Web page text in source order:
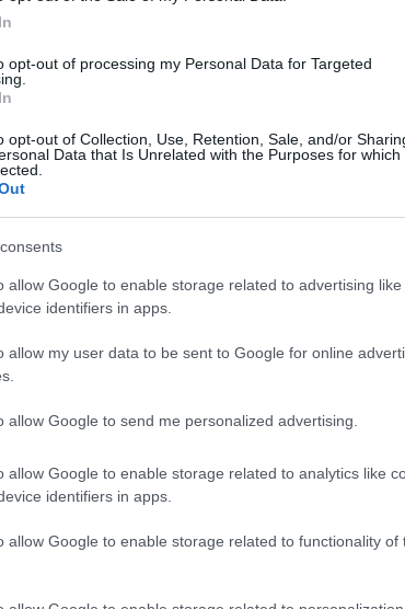
opt-out of processing my Personal Data for Targeted
opt-out of Collection, Use, Retention, Sale, and/or
Data that Is Unrelated with the Purposes for which
allow Google to enable storage related to advertising
identifiers in apps.
allow my user data to be sent to Google for online
allow Google to send me personalized advertising.
allow Google to enable storage related to analytics like
identifiers in apps.
allow Google to enable storage related to functionality of
erő lehet, amelyet egy közösség
amelyek eltérő gazdasági és klímahelyzettel
azt vizsgálták, az extrém időjárási jelenségek
mekkora összeget veszítenek azonnali és hosszú távú